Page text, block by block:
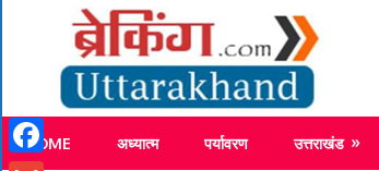
content
Breaking News Uttarakhand
HOME अध्यात्म पर्यावरण उत्तराखंड